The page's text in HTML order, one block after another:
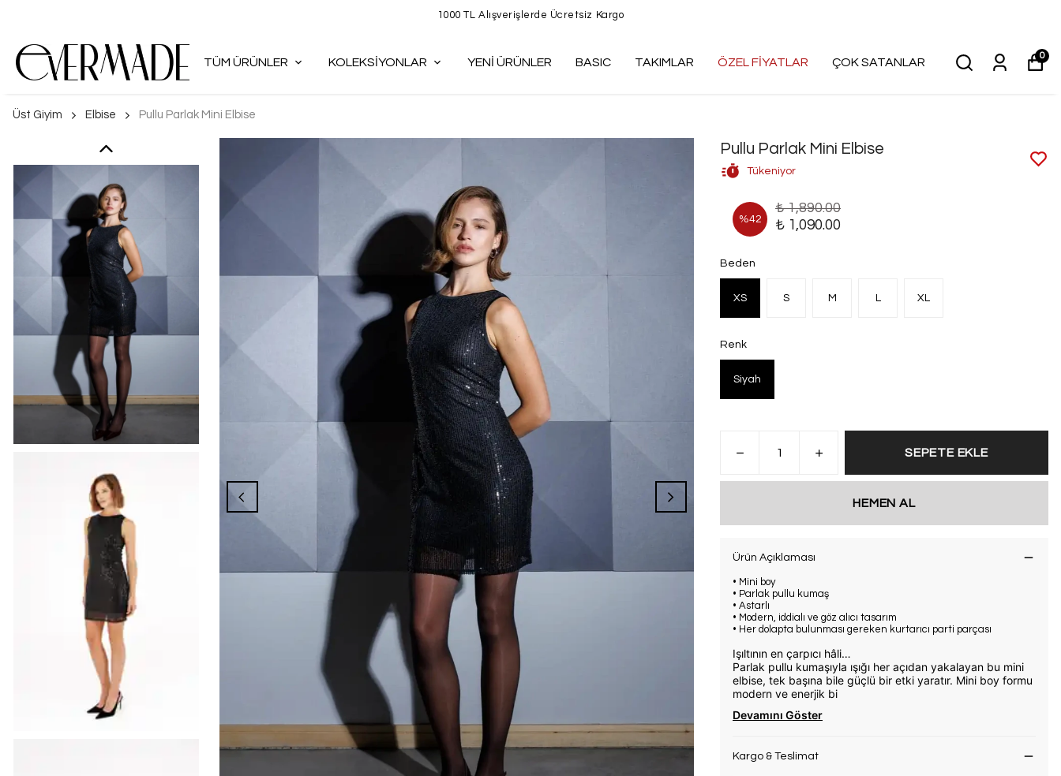
1000 TL Alışverişlerde Ücretsiz Kargo
TÜM ÜRÜNLER KOLEKSİYONLAR YENİ ÜRÜNLER BASIC TAKIMLAR ÖZEL FİYATLAR ÇOK SATANLAR
0
Üst Giyim Elbise Pullu Parlak Mini Elbise
Pullu Parlak Mini Elbise
Tükeniyor
%42
₺ 1,890.00
₺ 1,090.00
Beden
XS S M L XL
Renk
Siyah
SEPETE EKLE
HEMEN AL
Ürün Açıklaması
• Mini boy
• Parlak pullu kumaş
• Astarlı
• Modern, iddialı ve göz alıcı tasarım
• Her dolapta bulunması gereken kurtarıcı parti parçası
Işıltının en çarpıcı hâli…
Parlak pullu kumaşıyla ışığı her açıdan yakalayan bu mini
elbise, tek başına bile güçlü bir etki yaratır. Mini boy formu
modern ve enerjik bi
Devamını Göster
Kargo & Teslimat